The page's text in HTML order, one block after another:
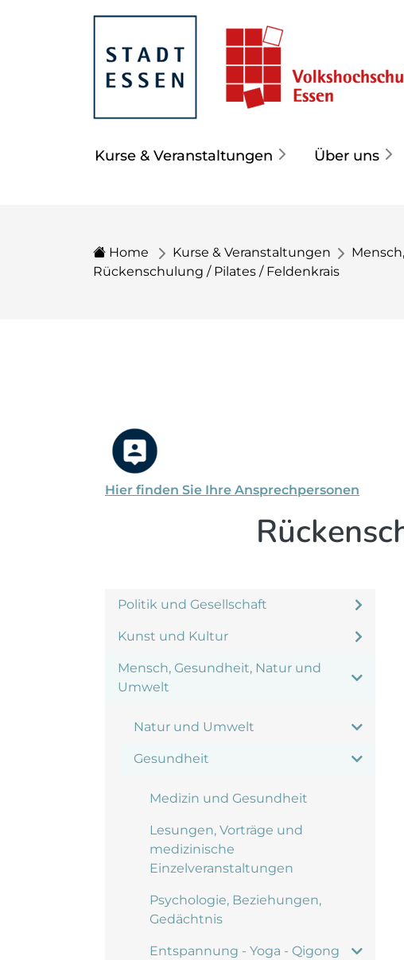
Kurse & Veranstaltungen Über uns
Home Kurse & Veranstaltungen
Rückenschulung / Pilates / Feldenkrais
Hier finden Sie Ihre Ansprechpersonen
Politik und Gesellschaft
Kunst und Kultur
Mensch, Gesundheit, Natur und
Umwelt
Natur und Umwelt
Gesundheit
Medizin und Gesundheit
Lesungen, Vorträge und
medizinische
Einzelveranstaltungen
Psychologie, Beziehungen,
Gedächtnis
Entspannung - Yoga - Qigong